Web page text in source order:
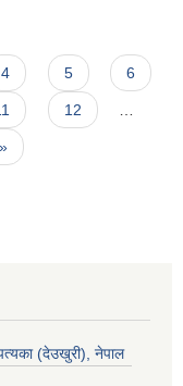
4 5 6
12 …
(देउखुरी), नेपाल